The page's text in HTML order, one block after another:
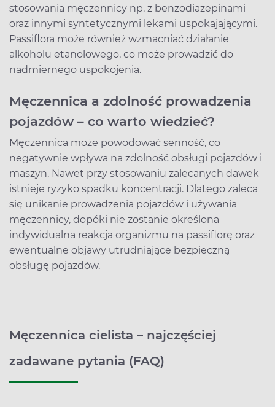
stosowania męczennicy np. z benzodiazepinami
oraz innymi syntetycznymi lekami uspokajającymi.
Passiflora może również wzmacniać działanie
alkoholu etanolowego, co może prowadzić do
nadmiernego uspokojenia.
Męczennica a zdolność prowadzenia
pojazdów – co warto wiedzieć?
Męczennica może powodować senność, co
negatywnie wpływa na zdolność obsługi pojazdów i
maszyn. Nawet przy stosowaniu zalecanych dawek
istnieje ryzyko spadku koncentracji. Dlatego zaleca
się unikanie prowadzenia pojazdów i używania
męczennicy, dopóki nie zostanie określona
indywidualna reakcja organizmu na passiflorę oraz
ewentualne objawy utrudniające bezpieczną
obsługę pojazdów.
Męczennica cielista – najczęściej
zadawane pytania (FAQ)